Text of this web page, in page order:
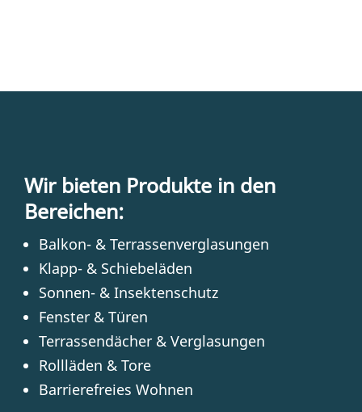
Wir bie­ten Pro­duk­te in den
Bereichen:
Bal­kon- & Terrassenverglasungen
Klapp- & Schiebeläden
Son­nen- & Insektenschutz
Fens­ter & Türen
Ter­ras­sen­dä­cher & Verglasungen
Roll­lä­den & Tore
Bar­rie­re­frei­es Wohnen